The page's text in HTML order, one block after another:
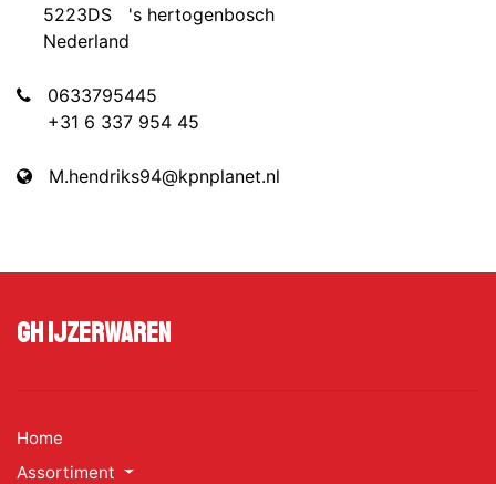
5223DS 's hertogenbosch
Nederland
0633795445
+31 6 337 954 45
M.hendriks94@kpnplanet.nl
GH Ijzerwaren
Home
Assortiment